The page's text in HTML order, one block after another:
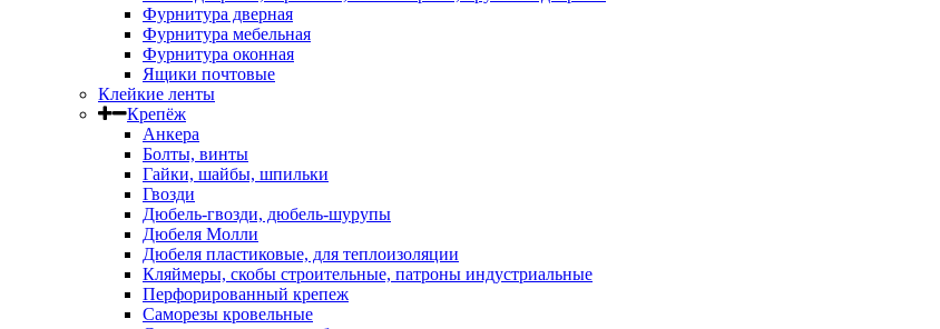
Фурнитура дверная
Фурнитура мебельная
Фурнитура оконная
Ящики почтовые
Клейкие ленты
Крепёж
Анкера
Болты, винты
Гайки, шайбы, шпильки
Гвозди
Дюбель-гвозди, дюбель-шурупы
Дюбеля Молли
Дюбеля пластиковые, для теплоизоляции
Кляймеры, скобы строительные, патроны индустриальные
Перфорированный крепеж
Саморезы кровельные